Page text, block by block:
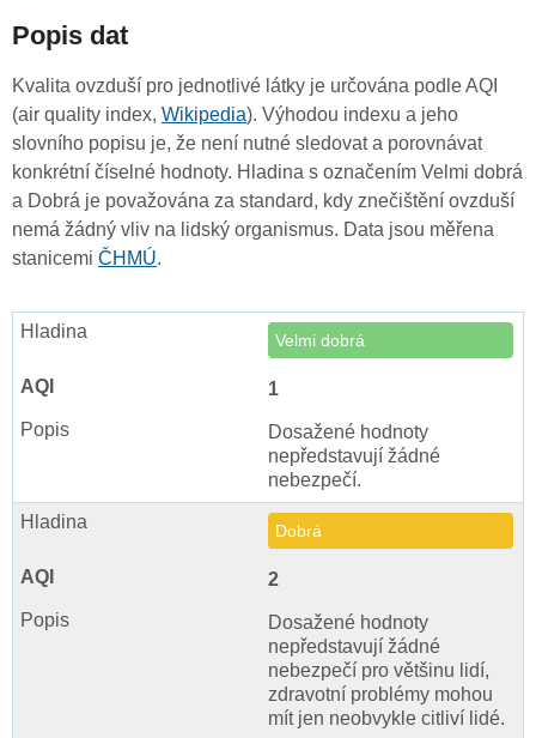
Popis dat
Kvalita ovzduší pro jednotlivé látky je určována podle AQI
(air quality index, Wikipedia). Výhodou indexu a jeho
slovního popisu je, že není nutné sledovat a porovnávat
konkrétní číselné hodnoty. Hladina s označením Velmi dobrá
a Dobrá je považována za standard, kdy znečištění ovzduší
nemá žádný vliv na lidský organismus. Data jsou měřena
stanicemi ČHMÚ.
Velmi dobrá
1
Dosažené hodnoty
nepředstavují žádné
nebezpečí.
Dobrá
2
Dosažené hodnoty
nepředstavují žádné
nebezpečí pro většinu lidí,
zdravotní problémy mohou
mít jen neobvykle citliví lidé.